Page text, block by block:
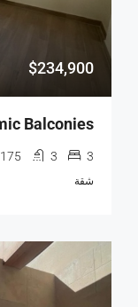
$234,900
3
3
175
شقة